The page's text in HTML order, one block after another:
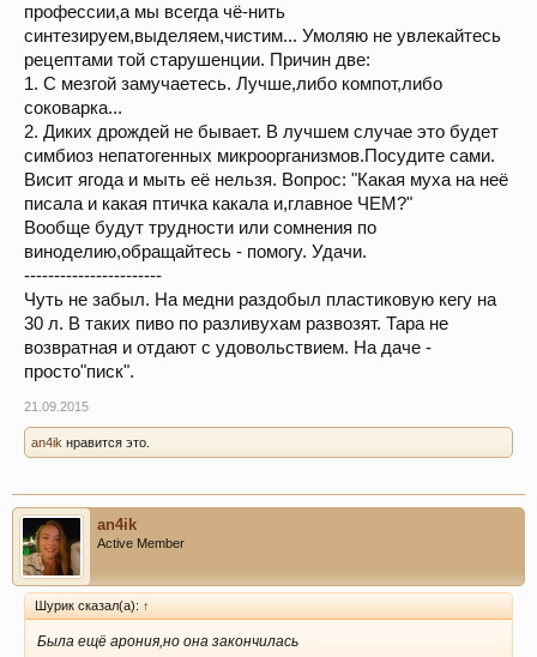
профессии,а мы всегда чё-нить
синтезируем,выделяем,чистим... Умоляю не увлекайтесь
рецептами той старушенции. Причин две:
1. С мезгой замучаетесь. Лучше,либо компот,либо
соковарка...
2. Диких дрождей не бывает. В лучшем случае это будет
симбиоз непатогенных микроорганизмов.Посудите сами.
Висит ягода и мыть её нельзя. Вопрос: "Какая муха на неё
писала и какая птичка какала и,главное ЧЕМ?"
Вообще будут трудности или сомнения по
виноделию,обращайтесь - помогу. Удачи.
-----------------------
Чуть не забыл. На медни раздобыл пластиковую кегу на
30 л. В таких пиво по разливухам развозят. Тара не
возвратная и отдают с удовольствием. На даче -
просто"писк".
21.09.2015
an4ik нравится это.
an4ik
Active Member
Шурик сказал(а): ↑
Была ещё арония,но она закончилась